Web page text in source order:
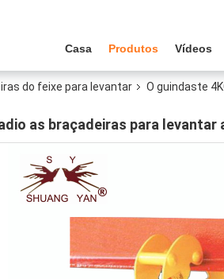
Casa Produtos Vídeos
do feixe para levantar
O guindaste
as braçadeiras para